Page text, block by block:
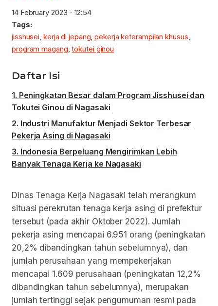
14 February 2023 - 12:54
Tags:
jisshusei, kerja di jepang,pekerja keterampilan khusus,
program magang,tokutei ginou
Daftar Isi
Peningkatan Besar dalam Program Jisshusei dan
Tokutei Ginou di Nagasaki
Industri Manufaktur Menjadi Sektor Terbesar
Pekerja Asing di Nagasaki
Indonesia Berpeluang Mengirimkan Lebih
Banyak Tenaga Kerja ke Nagasaki
Dinas Tenaga Kerja Nagasaki telah merangkum
situasi perekrutan tenaga kerja asing di prefektur
tersebut (pada akhir Oktober 2022). Jumlah
pekerja asing mencapai 6.951 orang (peningkatan
20,2% dibandingkan tahun sebelumnya), dan
jumlah perusahaan yang mempekerjakan
mencapai 1.609 perusahaan (peningkatan 12,2%
dibandingkan tahun sebelumnya), merupakan
jumlah tertinggi sejak pengumuman resmi pada